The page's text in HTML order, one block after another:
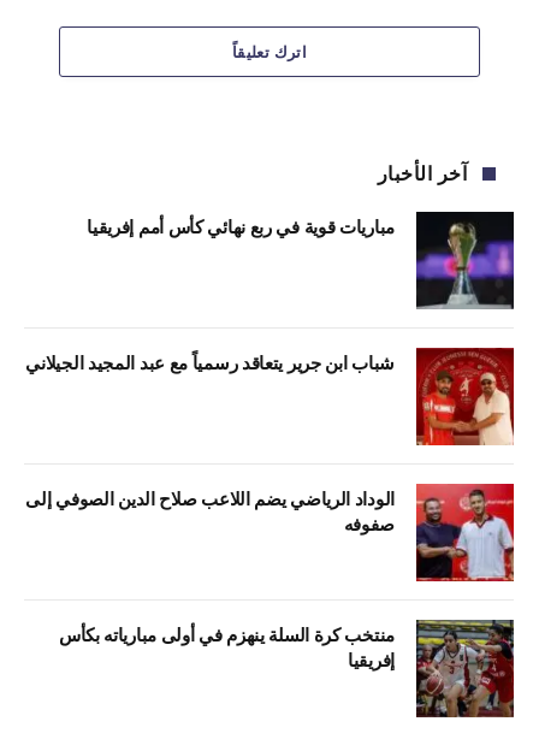
اترك تعليقاً
آخر الأخبار
مباريات قوية في ربع نهائي كأس أمم إفريقيا
شباب ابن جرير يتعاقد رسمياً مع عبد المجيد الجيلاني
الوداد الرياضي يضم اللاعب صلاح الدين الصوفي إلى
صفوفه
منتخب كرة السلة ينهزم في أولى مبارياته بكأس
إفريقيا